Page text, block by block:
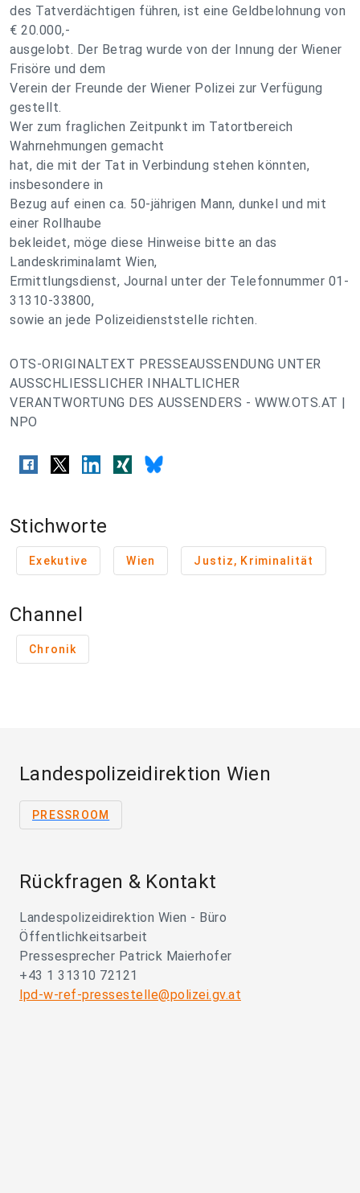
des Tatverdächtigen führen, ist eine Geldbelohnung von
€ 20.000,-
ausgelobt. Der Betrag wurde von der Innung der Wiener
Frisöre und dem
Verein der Freunde der Wiener Polizei zur Verfügung
gestellt.
Wer zum fraglichen Zeitpunkt im Tatortbereich
Wahrnehmungen gemacht
hat, die mit der Tat in Verbindung stehen könnten,
insbesondere in
Bezug auf einen ca. 50-jährigen Mann, dunkel und mit
einer Rollhaube
bekleidet, möge diese Hinweise bitte an das
Landeskriminalamt Wien,
Ermittlungsdienst, Journal unter der Telefonnummer 01-
31310-33800,
sowie an jede Polizeidienststelle richten.
OTS-ORIGINALTEXT PRESSEAUSSENDUNG UNTER
AUSSCHLIESSLICHER INHALTLICHER
VERANTWORTUNG DES AUSSENDERS - WWW.OTS.AT |
NPO
Stichworte
Exekutive Wien Justiz, Kriminalität
Channel
Chronik
Landespolizeidirektion Wien
PRESSROOM
Rückfragen & Kontakt
Landespolizeidirektion Wien - Büro
Öffentlichkeitsarbeit
Pressesprecher Patrick Maierhofer
+43 1 31310 72121
lpd-w-ref-pressestelle@polizei.gv.at